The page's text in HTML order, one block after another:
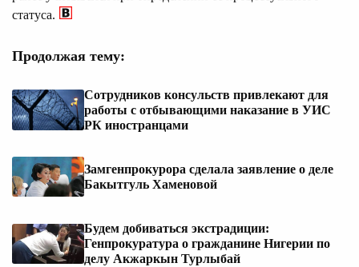
статуса.
Продолжая тему:
Сотрудников консульств привлекают для
работы с отбывающими наказание в УИС
РК иностранцами
Замгенпрокурора сделала заявление о деле
Бакытгуль Хаменовой
Будем добиваться экстрадиции:
Генпрокуратура о гражданине Нигерии по
делу Акжаркын Турлыбай